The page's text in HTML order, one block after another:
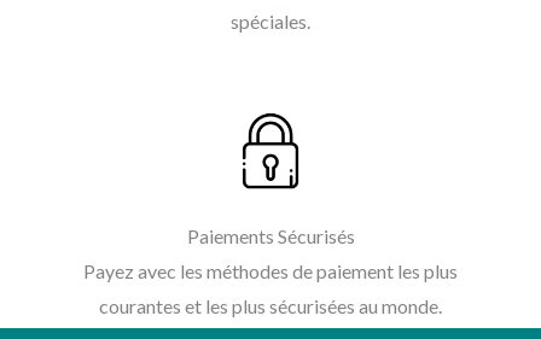
spéciales.
Paiements Sécurisés
Payez avec les méthodes de paiement les plus
courantes et les plus sécurisées au monde.